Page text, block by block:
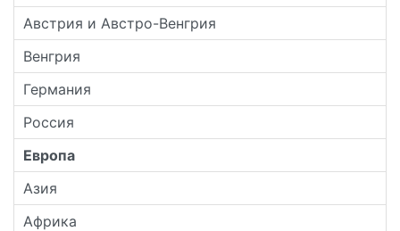
Австрия и Австро-Венгрия
Венгрия
Германия
Россия
Европа
Азия
Африка